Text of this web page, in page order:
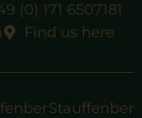
(0) 171 6507181
Find us here
Stauffenber